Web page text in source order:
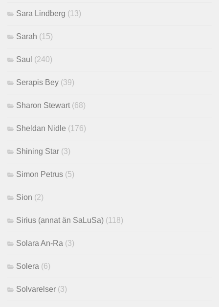
Sara Lindberg (13)
Sarah (15)
Saul (240)
Serapis Bey (39)
Sharon Stewart (68)
Sheldan Nidle (176)
Shining Star (3)
Simon Petrus (5)
Sion (2)
Sirius (annat än SaLuSa) (118)
Solara An-Ra (3)
Solera (6)
Solvarelser (3)